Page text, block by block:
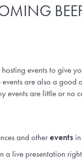
events to give
events are also a
events are little or no
and otherevents
a live presentation